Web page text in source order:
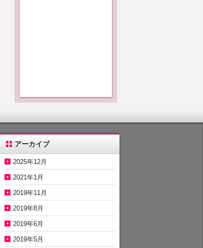
アーカイブ
2025年12月
2021年1月
2019年11月
2019年8月
2019年6月
2019年5月